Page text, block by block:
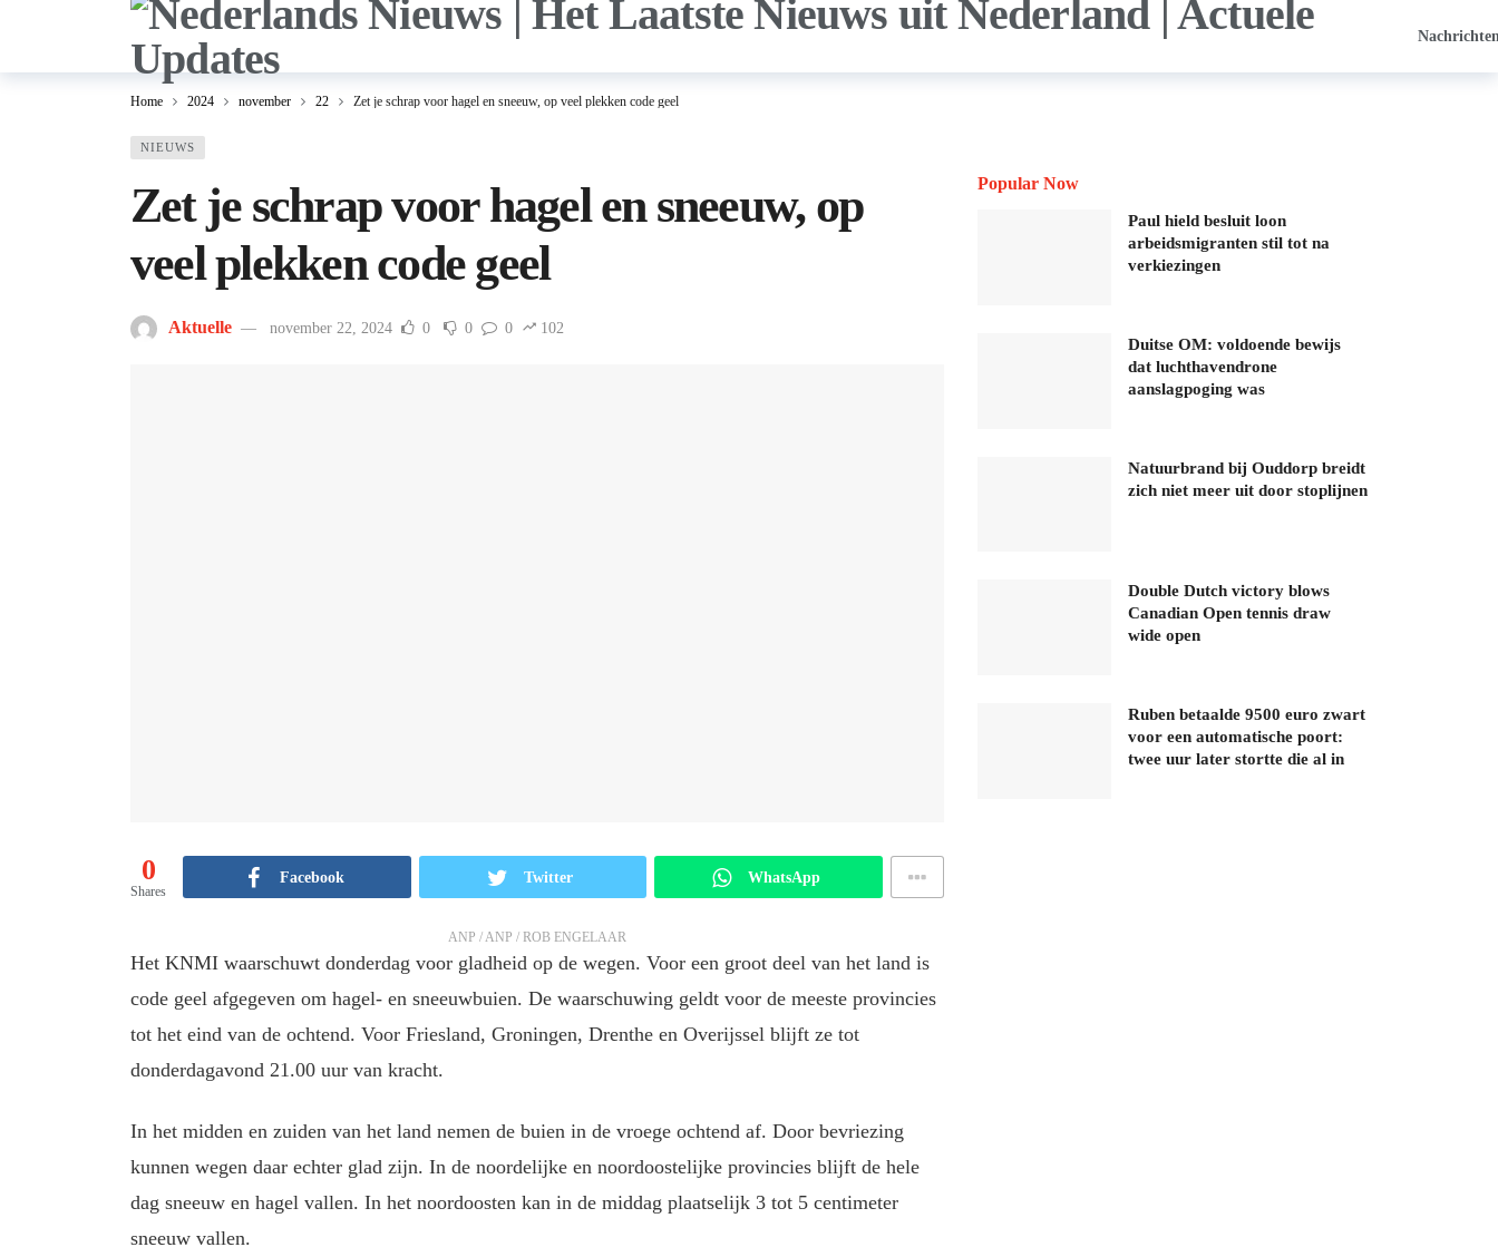
Home 2024 november 22 Zet je schrap voor hagel en sneeuw, op veel plekken code geel
NIEUWS
Zet je schrap voor hagel en sneeuw, op
veel plekken code geel
Aktuelle november 22, 2024 0 0 0 102
0
Shares
Facebook Twitter WhatsApp
ANP / ANP / ROB ENGELAAR
Het KNMI waarschuwt donderdag voor gladheid op de wegen. Voor een groot deel van het land is
code geel afgegeven om hagel- en sneeuwbuien. De waarschuwing geldt voor de meeste provincies
tot het eind van de ochtend. Voor Friesland, Groningen, Drenthe en Overijssel blijft ze tot
donderdagavond 21.00 uur van kracht.
In het midden en zuiden van het land nemen de buien in de vroege ochtend af. Door bevriezing
kunnen wegen daar echter glad zijn. In de noordelijke en noordoostelijke provincies blijft de hele
dag sneeuw en hagel vallen. In het noordoosten kan in de middag plaatselijk 3 tot 5 centimeter
sneeuw vallen.
Popular Now
Paul hield besluit loon
arbeidsmigranten stil tot na
verkiezingen
Duitse OM: voldoende bewijs
dat luchthavendrone
aanslagpoging was
Natuurbrand bij Ouddorp breidt
zich niet meer uit door stoplijnen
Double Dutch victory blows
Canadian Open tennis draw
wide open
Ruben betaalde 9500 euro zwart
voor een automatische poort:
twee uur later stortte die al in